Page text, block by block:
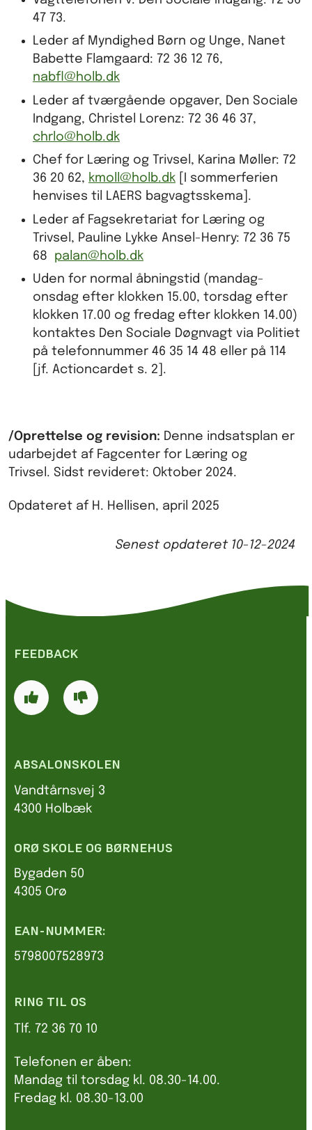
47 73.
Leder af Myndighed Børn og Unge, Nanet
Babette Flamgaard: 72 36 12 76,
nabfl@holb.dk
Leder af tværgående opgaver, Den Sociale
Indgang, Christel Lorenz: 72 36 46 37,
chrlo@holb.dk
Chef for Læring og Trivsel, Karina Møller: 72
36 20 62, kmoll@holb.dk [I sommerferien
henvises til LAERS bagvagtsskema].
Leder af Fagsekretariat for Læring og
Trivsel, Pauline Lykke Ansel-Henry: 72 36 75
68 palan@holb.dk
Uden for normal åbningstid (mandag-
onsdag efter klokken 15.00, torsdag efter
klokken 17.00 og fredag efter klokken 14.00)
kontaktes Den Sociale Døgnvagt via Politiet
på telefonnummer 46 35 14 48 eller på 114
[jf. Actioncardet s. 2].
/Oprettelse og revision: Denne indsatsplan er
udarbejdet af Fagcenter for Læring og
Trivsel. Sidst revideret: Oktober 2024.
Opdateret af H. Hellisen, april 2025
Senest opdateret 10-12-2024
FEEDBACK
ABSALONSKOLEN
Vandtårnsvej 3
4300 Holbæk
ORØ SKOLE OG BØRNEHUS
Bygaden 50
4305 Orø
EAN-NUMMER:
5798007528973
RING TIL OS
Tlf. 72 36 70 10
Telefonen er åben:
Mandag til torsdag kl. 08.30-14.00.
Fredag kl. 08.30-13.00